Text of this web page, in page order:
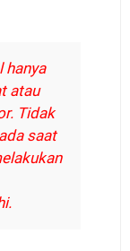
hanya
atau
Tidak
saat